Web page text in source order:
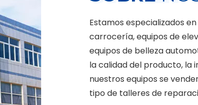
Estamos especializados
carrocería, equipos de
equipos de belleza
la calidad del producto, la
nuestros equipos se
tipo de talleres de